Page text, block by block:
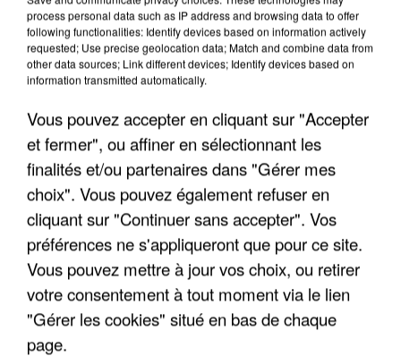
APRÈS TOUTES CES CANICULES, LES REFUGES
DE FAUNE SAUVAGE SONT...
process personal data such as IP address and browsing data to offer
following functionalities: Identify devices based on information actively
requested; Use precise geolocation data; Match and combine data from
other data sources; Link different devices; Identify devices based on
information transmitted automatically.
Vous pouvez accepter en cliquant sur "Accepter
et fermer", ou affiner en sélectionnant les
finalités et/ou partenaires dans "Gérer mes
choix". Vous pouvez également refuser en
cliquant sur "Continuer sans accepter". Vos
préférences ne s'appliqueront que pour ce site.
Vous pouvez mettre à jour vos choix, ou retirer
votre consentement à tout moment via le lien
"Gérer les cookies" situé en bas de chaque
page.